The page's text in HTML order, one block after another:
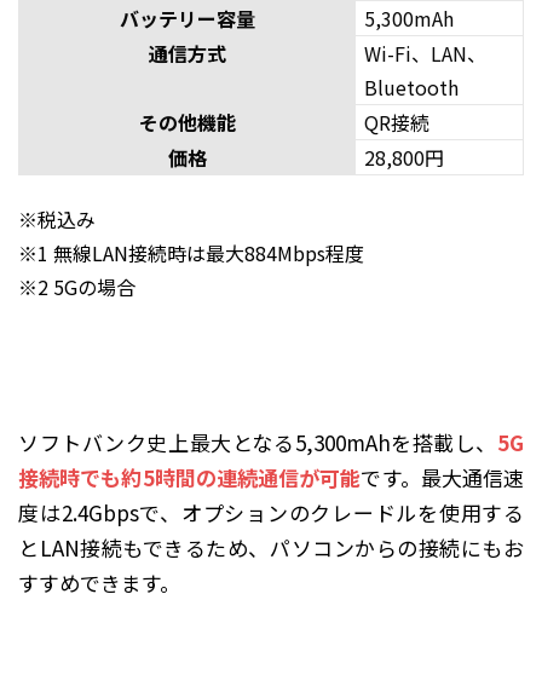
バッテリー容量
5,300mAh
通信方式
Wi-Fi、LAN、
Bluetooth
その他機能
QR接続
価格
28,800円
※税込み
※1 無線LAN接続時は最大884Mbps程度
※2 5Gの場合
ソフトバンク史上最大となる5,300mAhを搭載し、 5G
接続時でも約5時間の連続通信が可能です。最大通信速
度は2.4Gbpsで、オプションのクレードルを使用する
とLAN接続もできるため、パソコンからの接続にもお
すすめできます。